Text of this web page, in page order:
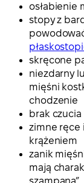
osłabienie
stopy z
skręcone
niezdarny
mięśni
chodzenie
brak
zimne ręce
krążeniem
zanik
mają
szampana”